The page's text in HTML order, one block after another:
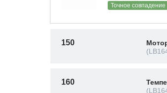
Точное совпадение
150
160